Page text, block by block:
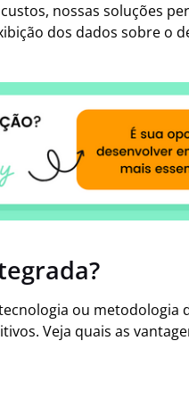
nossas soluções
dos dados sobre o
ou metodologia
Veja quais as